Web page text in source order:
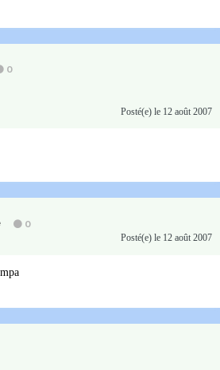
0
Posté(e) le 12 août 2007
0
Posté(e) le 12 août 2007